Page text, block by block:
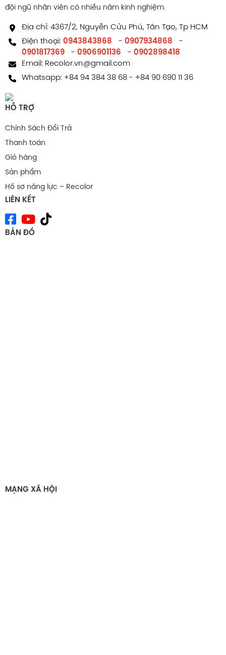
đội ngũ nhân viên có nhiều năm kinh nghiệm.
Địa chỉ: 4367/2, Nguyễn Cửu Phú, Tân Tạo, Tp HCM
Điện thoại: 0943843868 - 0907934868
-
0901817369
- 0906901136 - 0902898418
Email: Recolor.vn@gmail.com
Whatsapp: +84 94 384 38 68- +84 90 690 11 36
HỖ TRỢ
Chính Sách Đổi Trả
Thanh toán
Giỏ hàng
Sản phẩm
Hồ sơ năng lực – Recolor
LIÊN KẾT
BẢN ĐỒ
MẠNG XÃ HỘI